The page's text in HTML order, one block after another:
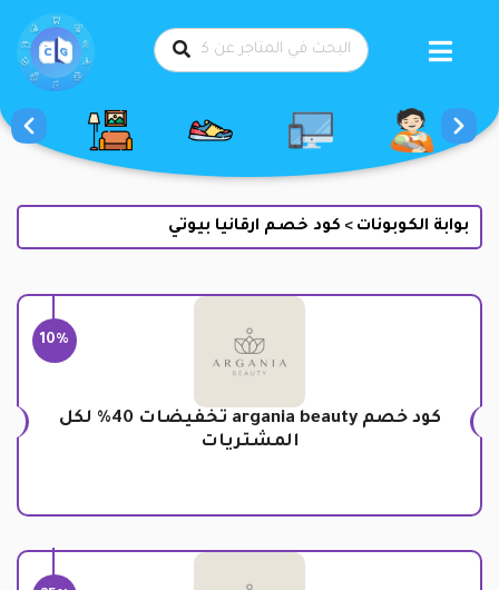
بوابة الكوبونات > كود خصم ارقانيا بيوتي
10%
كود خصم argania beauty تخفيضات 40% لكل
المشتريات